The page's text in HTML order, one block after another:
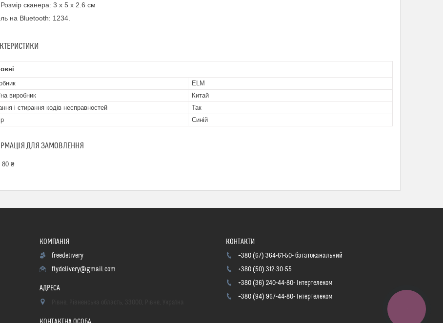
Розмір сканера: 3 х 5 х 2.6 см
на Bluetooth: 1234.
ELM
виробник
Китай
і стирання кодів несправностей
Так
Синій
ДЛЯ ЗАМОВЛЕННЯ
80 ₴
freedelivery
flydelivery@gmail.com
+380 (67) 364-61-50 багатоканальний
+380 (50) 312-30-55
+380 (36) 240-44-80 Інтертелеком
+380 (94) 967-44-80 Інтертелеком